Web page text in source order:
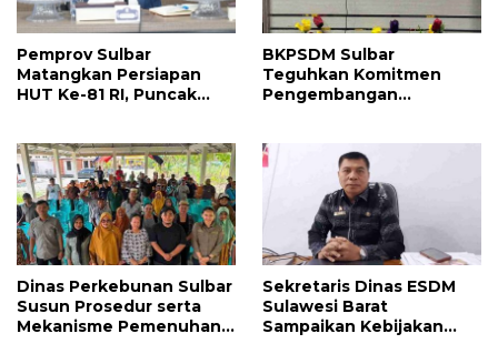
Pemprov Sulbar
Matangkan Persiapan
HUT Ke-81 RI, Puncak
BKPSDM Sulbar
Teguhkan Komitmen
Pengembangan
Perjanjian Tugas Belajar
2026
Dinas Perkebunan Sulbar
Susun Prosedur serta
Mekanisme Pemenuhan
Sekretaris Dinas ESDM
Sulawesi Barat
Sampaikan Kebijakan